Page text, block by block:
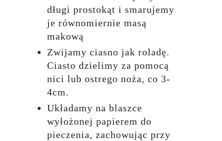
długi prostokąt i smarujemy
je równomiernie masą
makową
Zwijamy ciasno jak roladę.
Ciasto dzielimy za pomocą
nici lub ostrego noża, co 3-
4cm.
Układamy na blaszce
wyłożonej papierem do
pieczenia, zachowując przy